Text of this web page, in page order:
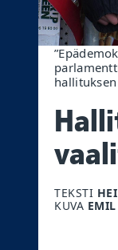
TEKSTI
KUVA